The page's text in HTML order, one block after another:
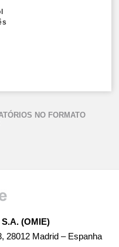
NO FORMATO
(OMIE)
28012 Madrid – Espanha